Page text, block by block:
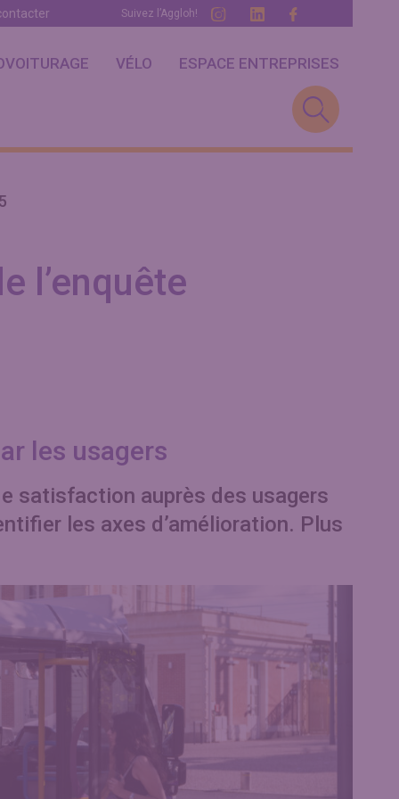
Suivez l’Aggloh!
VÉLO ESPACE ENTREPRISES
l’enquête
les usagers
satisfaction auprès des usagers
les axes d’amélioration. Plus